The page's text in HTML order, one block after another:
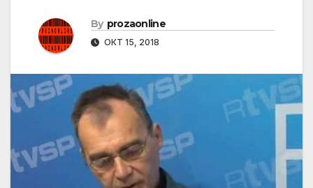
By prozaonline
ОКТ 15, 2018